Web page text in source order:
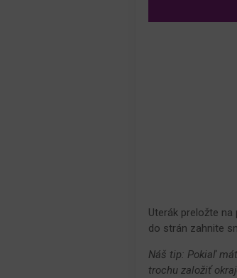
Uterák preložte
do strán zahnite
Náš tip: Pokiaľ
trochu založiť